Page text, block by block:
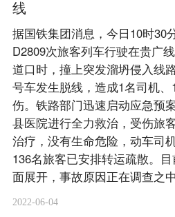
线
据国铁集团消息，今日10时30
D2809次旅客列车行驶在贵广线
道口时，撞上突发溜坍侵入线
号车发生脱线，造成1名司机
伤。铁路部门迅速启动应急预
县医院进行全力救治，受伤旅
治疗，没有生命危险，动车司
136名旅客已安排转运疏散。
面展开，事故原因正在调查之
2022-06-04